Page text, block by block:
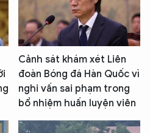
Cảnh sát khám xét Liên
đoàn Bóng đá Hàn Quốc vì
nghi vấn sai phạm trong
bổ nhiệm huấn luyện viên
Tôi sẵn sàng hỗ trợ!